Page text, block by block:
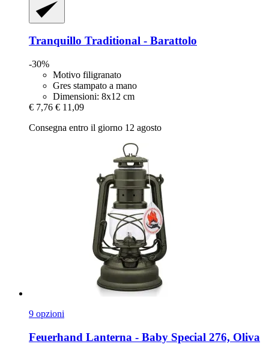
Tranquillo Traditional -​ Barattolo
-30%
Motivo filigranato
Gres stampato a mano
Dimensioni: 8x12 cm
€ 7,76 € 11,09
Consegna entro il giorno 12 agosto
9 opzioni
Feuerhand Lanterna -​ Baby Special 276, Oliva